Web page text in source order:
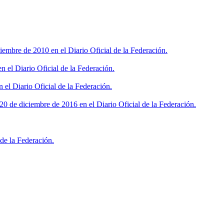
de 2010 en el Diario Oficial de la Federación.
el Diario Oficial de la Federación.
el Diario Oficial de la Federación.
de diciembre de 2016 en el Diario Oficial de la Federación.
la Federación.